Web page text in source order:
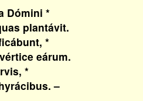
Dómini *
plantávit.
*
eárum.
*
–